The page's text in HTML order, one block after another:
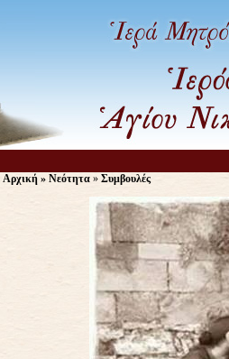
Αρχική » Νεότητα » Συμβουλές